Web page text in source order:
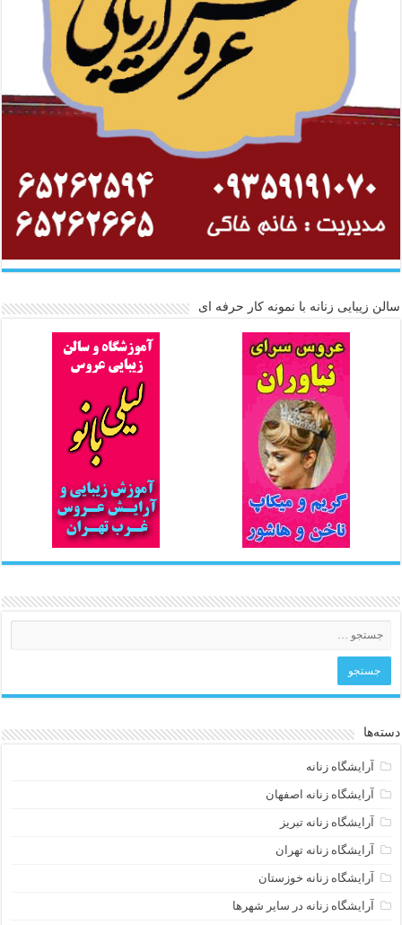
سالن زیبایی زنانه با نمونه کار حرفه ای
دسته‌ها
آرایشگاه زنانه
آرایشگاه زنانه اصفهان
آرایشگاه زنانه تبریز
آرایشگاه زنانه تهران
آرایشگاه زنانه خوزستان
آرایشگاه زنانه در سایر شهرها